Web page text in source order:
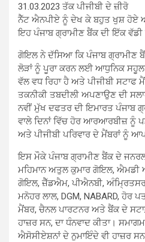
31.03.2023 ਤੱਕ ਪੀਜੀਬੀ ਦੇ ਜ਼ੀਰੋ
ਨੈੱਟ ਐਨਪੀਏ ਨੂੰ ਦੇਖ ਕੇ ਬਹੁਤ ਖੁਸ਼ ਹੋਏ
ਇਹ ਪੰਜਾਬ ਗ੍ਰਾਮੀਣ ਬੈਂਕ ਦੀ ਇੱਕ ਵੱਡੀ
ਗੋਇਲ ਨੇ ਦੱਸਿਆ ਕਿ ਪੰਜਾਬ ਗ੍ਰਾਮੀਣ
ਲੋੜਾਂ ਨੂੰ ਪੂਰਾ ਕਰਨ ਲਈ ਆਧੁਨਿਕ
ਵੱਲ ਵਧ ਰਿਹਾ ਹੈ ਅਤੇ ਪੀਜੀਬੀ ਸਟਾਫ
ਤਕਨੀਕੀ ਤਬਦੀਲੀ ਅਪਣਾਉਣ ਦੀ
ਨਵੀਂ ਮੁੱਖ ਦਫਤਰ ਦੀ ਇਮਾਰਤ ਪੰਜਾਬ
ਵਾਲੇ ਦਿਨਾਂ ਵਿੱਚ ਹੋਰ ਆਰਆਰਬੀਜ਼ ਨੂੰ
ਅਤੇ ਪੀਜੀਬੀ ਪਰਿਵਾਰ ਦੇ ਮੈਂਬਰਾਂ ਨੂੰ
ਇਸ ਮੌਕੇ ਪੰਜਾਬ ਗ੍ਰਾਮੀਣ ਬੈਂਕ ਦੇ
ਮਹਿਮਾਨ ਅਤੁਲ ਕੁਮਾਰ ਗੋਇਲ, ਐਮਡੀ
ਗੋਇਲ, ਜ਼ੈੱਡਐਮ, ਪੀਐਨਬੀ, ਅੰਮ੍ਰਿਤਸਰ,
ਮਨੋਹਰ ਲਾਲ, DGM, NABARD, ਹੋਰ
ਮੈਂਬਰ, ਚੈਨਲ ਪਾਰਟਨਰ ਅਤੇ ਬੈਂਕ ਦੇ
ਹਾਜ਼ਰ ਸਨ, ਦਾ ਧੰਨਵਾਦ ਕੀਤਾ।
ਐਸੋਸੀਏਸ਼ਨਾਂ ਦੇ ਨੁਮਾਇੰਦੇ ਵੀ ਹਾਜ਼ਰ